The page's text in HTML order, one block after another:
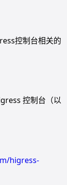
控制台相关的
控制台（以
higress-